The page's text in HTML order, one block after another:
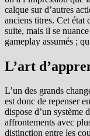
calque sur d’autres
anciens titres. Cet état
suite, mais il se
gameplay assumés ;
L’art
L’un des grands
est donc de repenser
dispose d’un système
affrontements avec
distinction entre les